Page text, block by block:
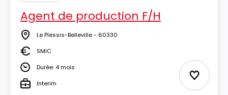
Agent de production F/H
Lieu Le Plessis-Belleville - 60330
Salaire
SMIC
DuréeDurée: 4 mois
TypeInterim Ajouter